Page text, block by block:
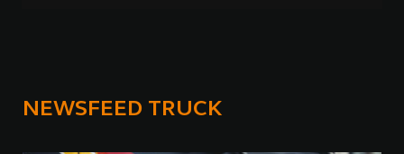
NEWSFEED TRUCK